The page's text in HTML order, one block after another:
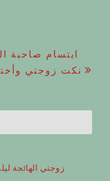
ايتسام صاحبة
نكت زوجتي
زوجتي الهائجة